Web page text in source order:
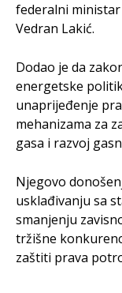
federalni
Vedran Lakić.
Dodao je da
energetske
unaprijeđenje
mehanizama za
gasa i razvoj
Njegovo
usklađivanju sa
smanjenju
tržišne
zaštiti prava